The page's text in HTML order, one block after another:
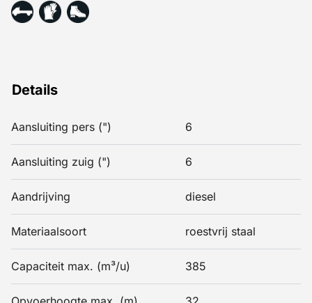
Details
Aansluiting pers (") 6
Aansluiting zuig (") 6
Aandrijving diesel
Materiaalsoort roestvrij staal
Capaciteit max. (m³/u) 385